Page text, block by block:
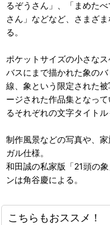
るぞうさん」、「まめた
さん」などなど、さまざ
る。
ポケットサイズの小さな
バスにまで描かれた象の
線、象という限定された
ージされた作品集となっ
るそれぞれの文字タイトル
制作風景などの写真や、
ガル仕様。
和田誠の私家版「21頭の
ンは角谷慶による。
こちらもおススメ！